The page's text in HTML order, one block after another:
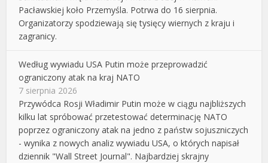
Pacławskiej koło Przemyśla. Potrwa do 16 sierpnia.
Organizatorzy spodziewają się tysięcy wiernych z kraju i
zagranicy.
Według wywiadu USA Putin może przeprowadzić
ograniczony atak na kraj NATO
7 sierpnia 2026
Przywódca Rosji Władimir Putin może w ciągu najbliższych
kilku lat spróbować przetestować determinację NATO
poprzez ograniczony atak na jedno z państw sojuszniczych
- wynika z nowych analiz wywiadu USA, o których napisał
dziennik "Wall Street Journal". Najbardziej skrajny